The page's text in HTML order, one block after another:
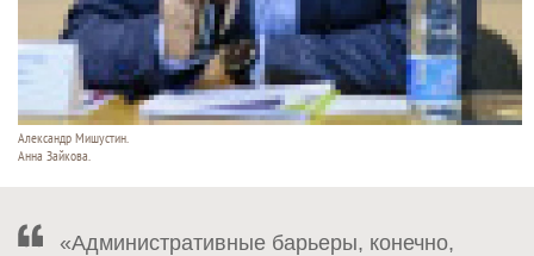
Александр Мишустин.
Анна Зайкова.
«Административные барьеры, конечно,